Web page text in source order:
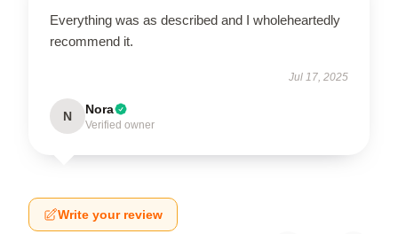
Everything was as described and I wholeheartedly
recommend it.
Jul 17, 2025
N Nora
Verified owner
Write your review